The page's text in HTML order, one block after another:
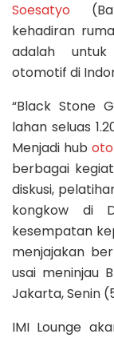
Soesatyo
kehadiran
adalah
otomotif di
“Black Stone
lahan seluas
Menjadi hub
berbagai
diskusi,
kongkow di
kesempatan
menjajakan
usai meninjau
Jakarta, Senin
IMI Lounge